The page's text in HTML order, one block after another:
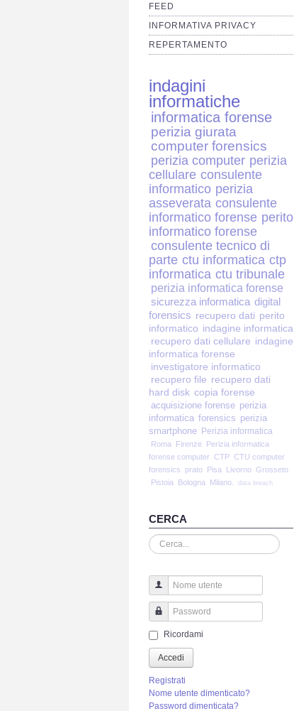
FEED
INFORMATIVA PRIVACY
REPERTAMENTO
indagini
informatiche
informatica forense
perizia giurata
computer forensics
perizia computer perizia
cellulare consulente
informatico perizia
asseverata consulente
informatico forense perito
informatico forense
consulente tecnico di
parte ctu informatica ctp
informatica ctu tribunale
perizia informatica forense
sicurezza informatica digital
forensics recupero dati perito
informatico indagine informatica
recupero dati cellulare indagine
informatica forense
investigatore informatico
recupero file recupero dati
hard disk copia forense
acquisizione forense perizia
informatica forensics perizia
smartphone Perizia informatica
Roma Firenze Perizia informatica
forense computer CTP CTU computer
forensics
prato Pisa Livorno Grosseto
Pistoia
Bologna Milano. data breach
CERCA
Cerca...
Nome utente
Password
Ricordami
Accedi
Registrati
Nome utente dimenticato?
Password dimenticata?